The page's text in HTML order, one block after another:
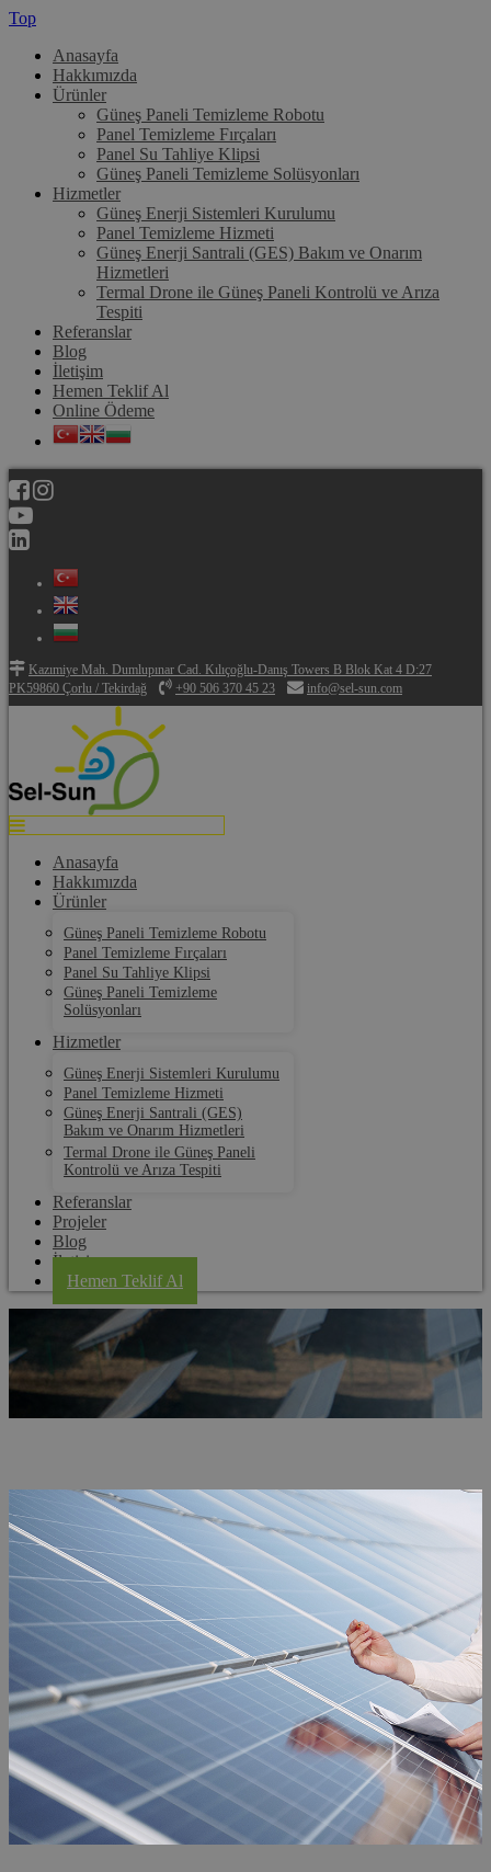
Top
Anasayfa
Hakkımızda
Ürünler
Güneş Paneli Temizleme Robotu
Panel Temizleme Fırçaları
Panel Su Tahliye Klipsi
Güneş Paneli Temizleme Solüsyonları
Hizmetler
Güneş Enerji Sistemleri Kurulumu
Panel Temizleme Hizmeti
Güneş Enerji Santrali (GES) Bakım ve Onarım
Hizmetleri
Termal Drone ile Güneş Paneli Kontrolü ve Arıza
Tespiti
Referanslar
Blog
İletişim
Hemen Teklif Al
Online Ödeme
Kazımiye Mah. Dumlupınar Cad. Kılıçoğlu-Danış Towers B Blok Kat 4 D:27
PK59860 Çorlu / Tekirdağ
+90 506 370 45 23 info@sel-sun.com
Anasayfa
Hakkımızda
Ürünler
Güneş Paneli Temizleme Robotu
Panel Temizleme Fırçaları
Panel Su Tahliye Klipsi
Güneş Paneli Temizleme
Solüsyonları
Hizmetler
Güneş Enerji Sistemleri Kurulumu
Panel Temizleme Hizmeti
Güneş Enerji Santrali (GES)
Bakım ve Onarım Hizmetleri
Termal Drone ile Güneş Paneli
Kontrolü ve Arıza Tespiti
Referanslar
Projeler
Blog
İletişim
Hemen Teklif Al